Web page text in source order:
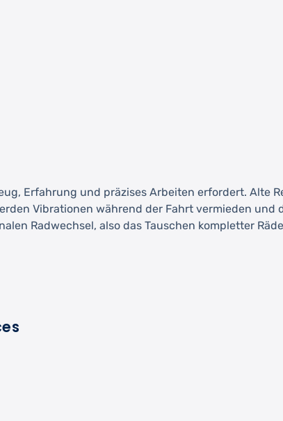
Erfahrung und präzises Arbeiten erfordert. Alte
Vibrationen während der Fahrt vermieden und
Radwechsel, also das Tauschen kompletter